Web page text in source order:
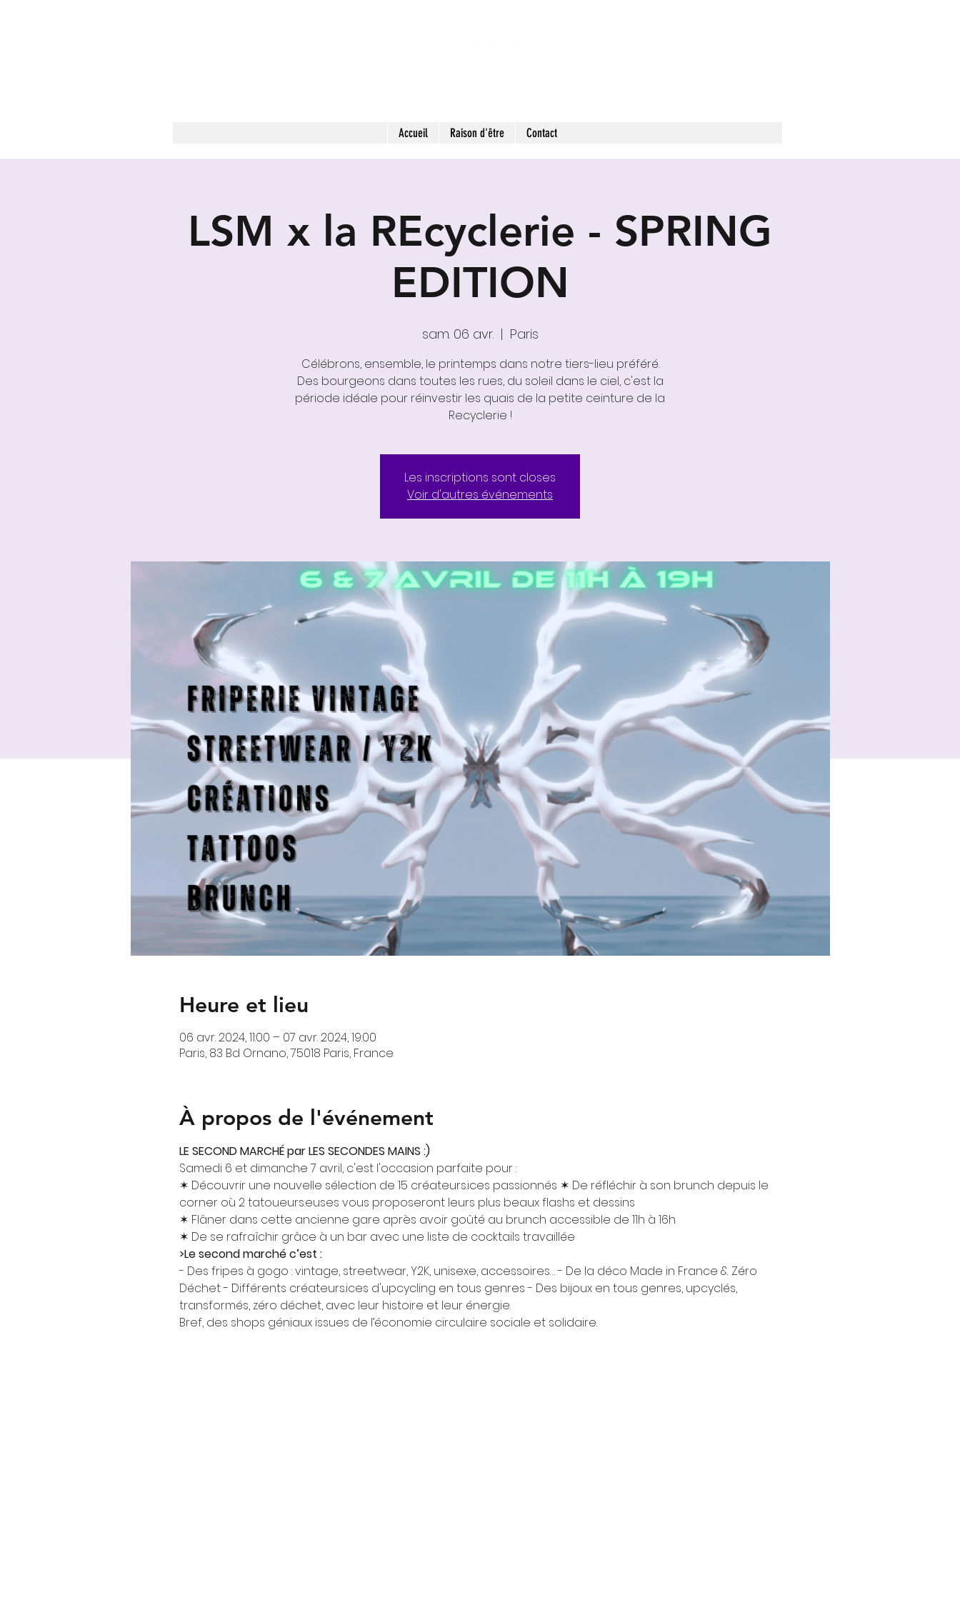
Accueil Raison d'être Contact
LSM x la REcyclerie - SPRING
EDITION
sam. 06 avr.
  |
Paris
Célébrons, ensemble, le printemps dans notre tiers-lieu préféré.
Des bourgeons dans toutes les rues, du soleil dans le ciel, c'est la
période idéale pour réinvestir les quais de la petite ceinture de la
Les inscriptions sont closes
Voir d'autres événements
Heure et lieu
06 avr. 2024, 11:00 – 07 avr. 2024, 19:00
Paris, 83 Bd Ornano, 75018 Paris, France
À propos de l'événement
LE SECOND MARCHÉ par LES SECONDES MAINS :)
Samedi 6 et dimanche 7 avril, c'est l'occasion parfaite pour :
✶ Découvrir une nouvelle sélection de 15 créateurs.ices passionnés ✶ De réfléchir à son brunch depuis le
corner où 2 tatoueurs.euses vous proposeront leurs plus beaux flashs et dessins
✶ Flâner dans cette ancienne gare après avoir goûté au brunch accessible de 11h à 16h
✶ De se rafraîchir grâce à un bar avec une liste de cocktails travaillée
>Le second marché c’est :
- Des fripes à gogo : vintage, streetwear, Y2K, unisexe, accessoires… - De la déco Made in France & Zéro
Déchet - Différents créateurs.ices d'upcycling en tous genres - Des bijoux en tous genres, upcyclés,
transformés, zéro déchet, avec leur histoire et leur énergie.
Bref, des shops géniaux issues de l’économie circulaire sociale et solidaire.